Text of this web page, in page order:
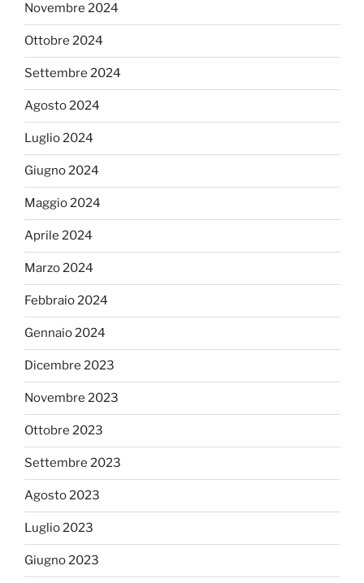
Novembre 2024
Ottobre 2024
Settembre 2024
Agosto 2024
Luglio 2024
Giugno 2024
Maggio 2024
Aprile 2024
Marzo 2024
Febbraio 2024
Gennaio 2024
Dicembre 2023
Novembre 2023
Ottobre 2023
Settembre 2023
Agosto 2023
Luglio 2023
Giugno 2023